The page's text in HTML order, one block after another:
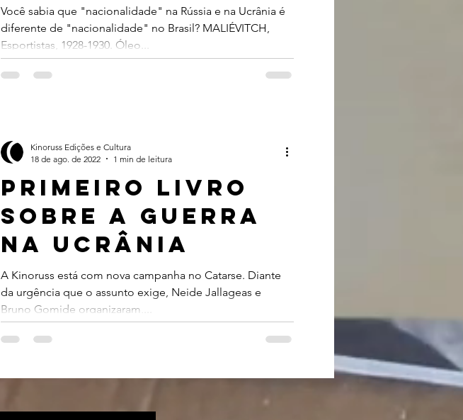
Você sabia que "nacionalidade" na Rússia e na Ucrânia é
diferente de "nacionalidade" no Brasil? MALIÉVITCH,
Esportistas, 1928-1930. Óleo...
Primeiro livro
sobre a guerra
na ucrânia
A Kinoruss está com nova campanha no Catarse. Diante
da urgência que o assunto exige, Neide Jallageas e
Bruno Gomide organizaram,...
Kinoruss Edições e Cultura
18 de ago. de 2022
1 min de leitura